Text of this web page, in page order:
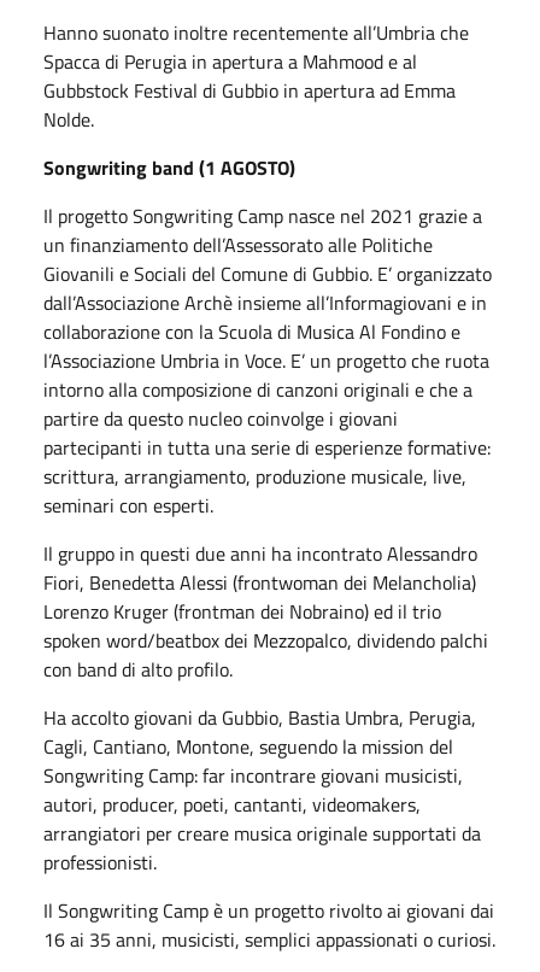
Hanno suonato inoltre recentemente all’Umbria che
Spacca di Perugia in apertura a Mahmood e al
Gubbstock Festival di Gubbio in apertura ad Emma
Nolde.
Songwriting band (1 AGOSTO)
Il progetto Songwriting Camp nasce nel 2021 grazie a
un finanziamento dell’Assessorato alle Politiche
Giovanili e Sociali del Comune di Gubbio. E’ organizzato
dall’Associazione Archè insieme all’Informagiovani e in
collaborazione con la Scuola di Musica Al Fondino e
l’Associazione Umbria in Voce. E’ un progetto che ruota
intorno alla composizione di canzoni originali e che a
partire da questo nucleo coinvolge i giovani
partecipanti in tutta una serie di esperienze formative:
scrittura, arrangiamento, produzione musicale, live,
seminari con esperti.
Il gruppo in questi due anni ha incontrato Alessandro
Fiori, Benedetta Alessi (frontwoman dei Melancholia)
Lorenzo Kruger (frontman dei Nobraino) ed il trio
spoken word/beatbox dei Mezzopalco, dividendo palchi
con band di alto profilo.
Ha accolto giovani da Gubbio, Bastia Umbra, Perugia,
Cagli, Cantiano, Montone, seguendo la mission del
Songwriting Camp: far incontrare giovani musicisti,
autori, producer, poeti, cantanti, videomakers,
arrangiatori per creare musica originale supportati da
professionisti.
Il Songwriting Camp è un progetto rivolto ai giovani dai
16 ai 35 anni, musicisti, semplici appassionati o curiosi.